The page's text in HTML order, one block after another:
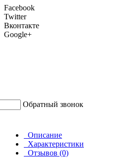
Facebook
Twitter
Вконтакте
Google+
Обратный звонок
Описание
Характеристики
Отзывов (0)